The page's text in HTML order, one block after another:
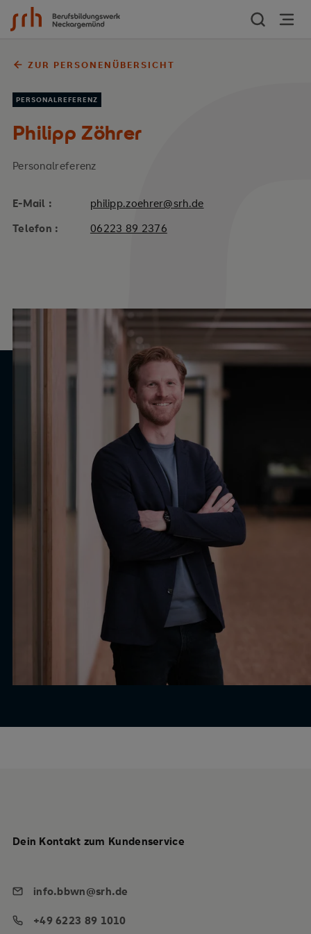
Zum Inhalt springen
ZUR PERSONENÜBERSICHT
PERSONALREFERENZ
Philipp Zöhrer
Personalreferenz
E-Mail :
philipp.zoehrer@srh.de
Telefon :
06223 89 2376
Dein Kontakt zum Kundenservice
info.bbwn@srh.de
+49 6223 89 1010